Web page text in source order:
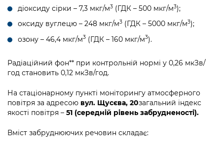
Річні звіти
Гендерна політика
Безбар'єрність
Безбар'єрність
Важливе під час воєнного стану
Важливе під час воєнного стану
Портал даних Києва
Публічні дашборди
діоксиду сірки – 7,3 мкг/м3 (ГДК – 500 мкг/м3);
оксиду вуглецю – 248 мкг/м3 (ГДК – 5000 мкг/м3);
озону – 46,4 мкг/м3 (ГДК – 160 мкг/м3).
Радіаційний фон** при контрольній нормі у 0,26 мкЗв/
год становить 0,12 мкЗв/год.
На стаціонарному пункті моніторингу атмосферного
повітря за адресою вул. Щусєва, 20загальний індекс
якості повітря – 51 (середній рівень забрудненості).
Вміст забруднюючих речовин складає: